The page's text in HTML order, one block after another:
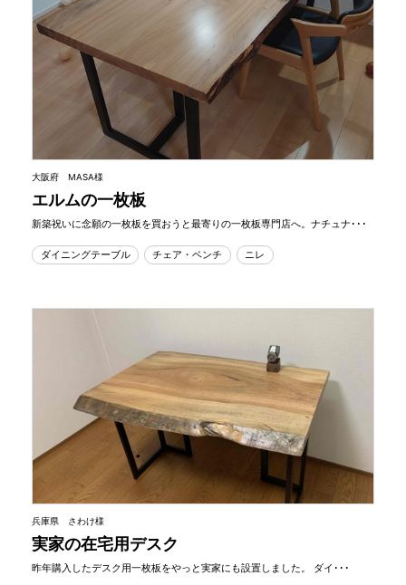
大阪府 MASA様
エルムの一枚板
新築祝いに念願の一枚板を買おうと最寄りの一枚板専門店へ。ナチュナ･･･
ダイニングテーブル チェア・ベンチ ニレ
兵庫県 さわけ様
実家の在宅用デスク
昨年購入したデスク用一枚板をやっと実家にも設置しました。 ダイ･･･